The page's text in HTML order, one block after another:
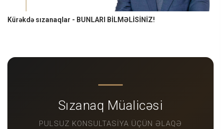
Kürəkdə sızanaqlar - BUNLARI BİLMƏLİSİNİZ!
Sızanaq Müalicəsi
PULSUZ KONSULTASIYA ÜÇÜN ƏLAQƏ